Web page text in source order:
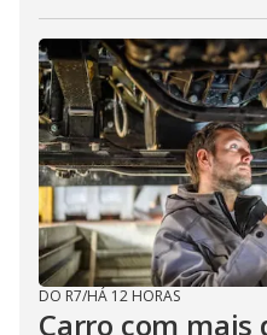
DO R7/HÁ 12 HORAS
Carro com mais